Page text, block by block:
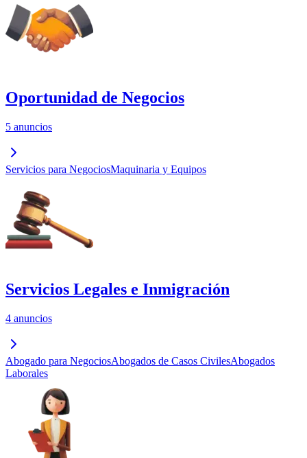
Oportunidad de Negocios
5 anuncios
Servicios para NegociosMaquinaria y Equipos
Servicios Legales e Inmigración
4 anuncios
Abogado para NegociosAbogados de Casos CivilesAbogados
Laborales